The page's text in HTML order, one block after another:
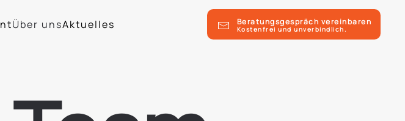
Über unsAktuelles Beratungsgespräch vereinbaren
Kostenfrei und unverbindlich.